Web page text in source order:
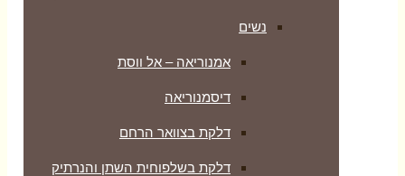
נשים
אמנוריאה – אל ווסת
דיסמנוריאה
דלקת בצוואר הרחם
דלקת בשלפוחית השתן והנרתיק